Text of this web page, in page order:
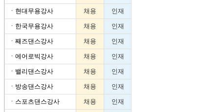
ㆍ 현대무용강사 채용 인재
ㆍ 한국무용강사 채용 인재
ㆍ 째즈댄스강사 채용 인재
ㆍ 에어로빅강사 채용 인재
ㆍ 밸리댄스강사 채용 인재
ㆍ 방송댄스강사 채용 인재
ㆍ 스포츠댄스강사 채용 인재